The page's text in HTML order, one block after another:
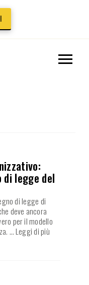
di legge del
di legge di
deve ancora
per il modello
… Leggi di più